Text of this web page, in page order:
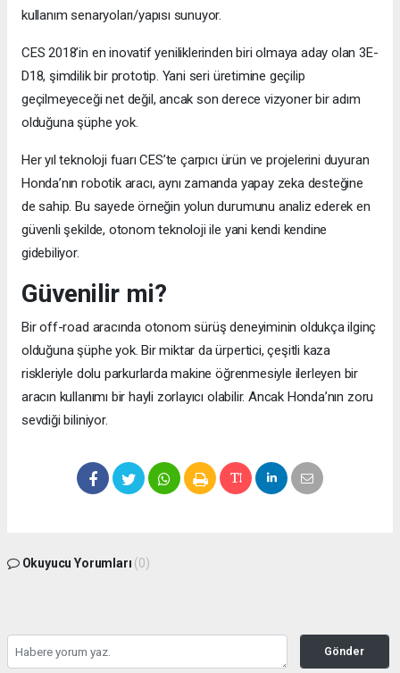
kullanım senaryoları/yapısı sunuyor.
CES 2018’in en inovatif yeniliklerinden biri olmaya aday olan 3E-
D18, şimdilik bir prototip. Yani seri üretimine geçilip
geçilmeyeceği net değil, ancak son derece vizyoner bir adım
olduğuna şüphe yok.
Her yıl teknoloji fuarı CES’te çarpıcı ürün ve projelerini duyuran
Honda’nın robotik aracı, aynı zamanda yapay zeka desteğine
de sahip. Bu sayede örneğin yolun durumunu analiz ederek en
güvenli şekilde, otonom teknoloji ile yani kendi kendine
gidebiliyor.
Güvenilir mi?
Bir off-road aracında otonom sürüş deneyiminin oldukça ilginç
olduğuna şüphe yok. Bir miktar da ürpertici, çeşitli kaza
riskleriyle dolu parkurlarda makine öğrenmesiyle ilerleyen bir
aracın kullanımı bir hayli zorlayıcı olabilir. Ancak Honda’nın zoru
sevdiği biliniyor.
Okuyucu Yorumları (0)
Gönder